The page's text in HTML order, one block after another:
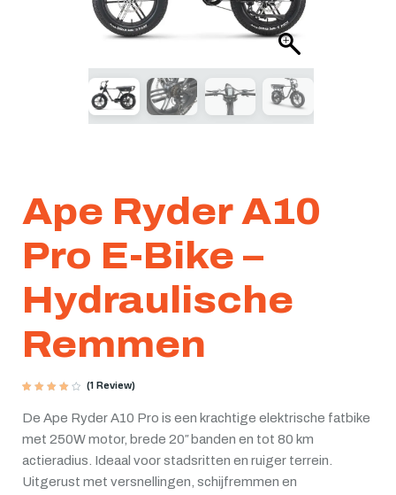
Ape Ryder A10
Pro E-Bike –
Hydraulische
Remmen
gebaseerd
klant
waardering
(1Review)
De Ape Ryder A10 Pro is een krachtige elektrische fatbike
met 250W motor, brede 20″ banden en tot 80 km
actieradius. Ideaal voor stadsritten en ruiger terrein.
Uitgerust met versnellingen, schijfremmen en